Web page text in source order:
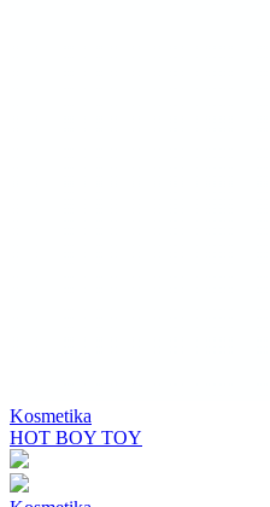
Kosmetika
HOT BOY TOY